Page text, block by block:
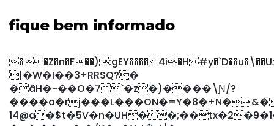
fique bem informado
��Z�n�F��):gEY���� 4i�H #y�`D��u�\��Uܜ���X��
|�W�I��3+RRSQ?�
�âH�~��O�7`�z�)����\Ɲ/?